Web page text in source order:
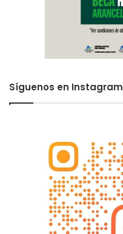
Síguenos en Instagram